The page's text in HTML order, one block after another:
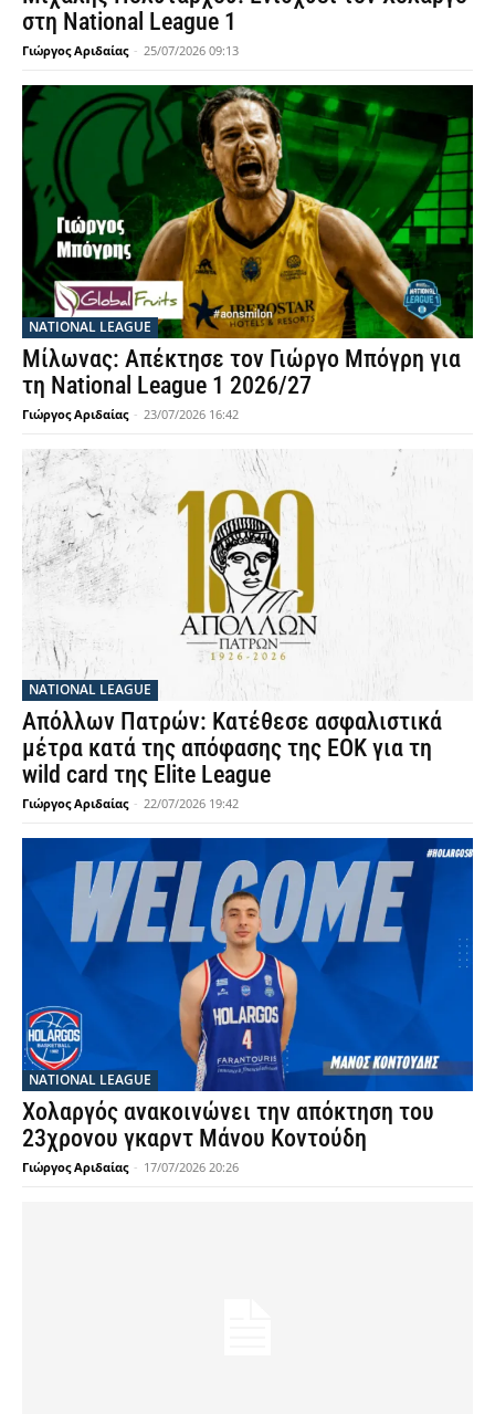
στη National League 1
Γιώργος Αριδαίας - 25/07/2026 09:13
NATIONAL LEAGUE
Μίλωνας: Απέκτησε τον Γιώργο Μπόγρη για
τη National League 1 2026/27
Γιώργος Αριδαίας - 23/07/2026 16:42
NATIONAL LEAGUE
Απόλλων Πατρών: Κατέθεσε ασφαλιστικά
μέτρα κατά της απόφασης της ΕΟΚ για τη
wild card της Elite League
Γιώργος Αριδαίας - 22/07/2026 19:42
NATIONAL LEAGUE
Χολαργός ανακοινώνει την απόκτηση του
23χρονου γκαρντ Μάνου Κοντούδη
Γιώργος Αριδαίας - 17/07/2026 20:26